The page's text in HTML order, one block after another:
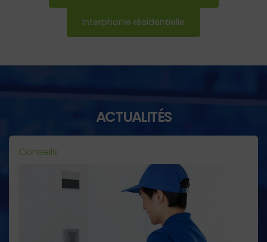
Interphonie résidentielle
ACTUALITÉS
Conseils